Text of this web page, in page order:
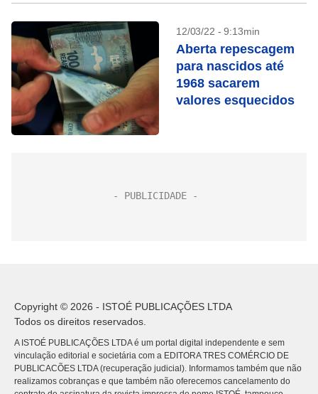
12/03/22 - 9:13min
Aberta repescagem
para nascidos até
1968 sacarem
valores esquecidos
Copyright © 2026 - ISTOÉ PUBLICAÇÕES LTDA
Todos os direitos reservados.
A ISTOÉ PUBLICAÇÕES LTDA é um portal digital independente e sem
vinculação editorial e societária com a EDITORA TRES COMÉRCIO DE
PUBLICACÕES LTDA (recuperação judicial). Informamos também que não
realizamos cobranças e que também não oferecemos cancelamento do